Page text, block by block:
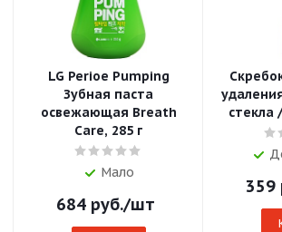
LG Perioe Pumping
Зубная паста
освежающая Breath
Care, 285 г
Мало
684руб./шт
cтекла
359